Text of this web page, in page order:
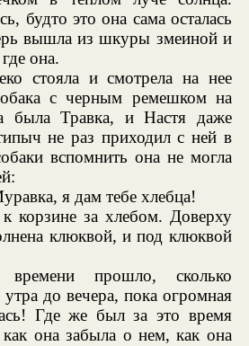
будто это она сама осталась
вышла из шкуры змеиной и
она.
стояла и смотрела на нее
с черным ремешком на
была Травка, и Настя даже
не раз приходил с ней в
вспомнить она не могла
я дам тебе хлебца!
корзине за хлебом. Доверху
клюквой, и под клюквой
прошло, сколько
до вечера, пока огромная
Где же был за это время
она забыла о нем, как она